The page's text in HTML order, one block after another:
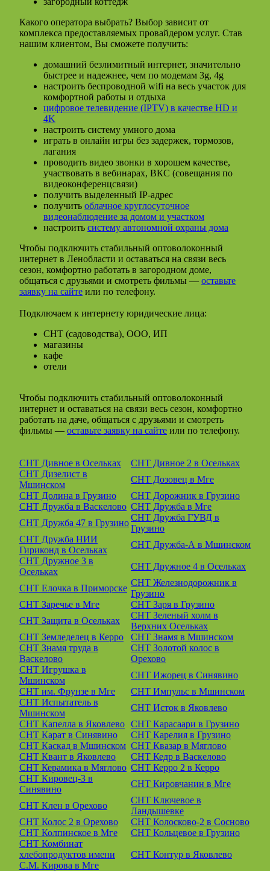
Какого оператора выбрать? Выбор зависит от
комплекса предоставляемых провайдером услуг. Став
нашим клиентом, Вы сможете получить:
домашний безлимитный интернет, значительно
быстрее и надежнее, чем по модемам 3g, 4g
настроить беспроводной wifi на весь участок для
комфортной работы и отдыха
цифровое телевидение (IPTV) в качестве HD и
4K
настроить систему умного дома
играть в онлайн игры без задержек, тормозов,
лагания
проводить видео звонки в хорошем качестве,
участвовать в вебинарах, ВКС (совещания по
видеоконференцсвязи)
получить выделенный IP-адрес
получить облачное круглосуточное
видеонаблюдение за домом и участком
настроить систему автономной охраны дома
Чтобы подключить стабильный оптоволоконный
интернет в Ленобласти и оставаться на связи весь
сезон, комфортно работать в загородном доме,
общаться с друзьями и смотреть фильмы — оставьте
заявку на сайте или по телефону.
Подключаем к интернету юридические лица:
СНТ (садоводства), ООО, ИП
магазины
кафе
отели
Чтобы подключить стабильный оптоволоконный
интернет и оставаться на связи весь сезон, комфортно
работать на даче, общаться с друзьями и смотреть
фильмы — оставьте заявку на сайте или по телефону.
СНТ Дивное в Осельках
СНТ Дивное 2 в Осельках
СНТ Дизелист в
Мшинском
СНТ Дозовец в Мге
СНТ Долина в Грузино
СНТ Дорожник в Грузино
СНТ Дружба в Васкелово СНТ Дружба в Мге
СНТ Дружба 47 в Грузино
СНТ Дружба ГУВД в
Грузино
СНТ Дружба НИИ
Гириконд в Осельках
СНТ Дружба-А в Мшинском
СНТ Дружное 3 в
Осельках
СНТ Дружное 4 в Осельках
СНТ Елочка в Приморске
СНТ Железнодорожник в
Грузино
СНТ Заречье в Мге
СНТ Заря в Грузино
СНТ Защита в Осельках
СНТ Зеленый холм в
Верхних Осельках
СНТ Земледелец в Керро
СНТ Знамя в Мшинском
СНТ Знамя труда в
Васкелово
СНТ Золотой колос в
Орехово
СНТ Игрушка в
Мшинском
СНТ Ижорец в Синявино
СНТ им. Фрунзе в Мге
СНТ Импульс в Мшинском
СНТ Испытатель в
Мшинском
СНТ Исток в Яковлево
СНТ Капелла в Яковлево СНТ Карасаари в Грузино
СНТ Карат в Синявино
СНТ Карелия в Грузино
СНТ Каскад в Мшинском СНТ Квазар в Мяглово
СНТ Квант в Яковлево
СНТ Кедр в Васкелово
СНТ Керамика в Мяглово СНТ Керро 2 в Керро
СНТ Кировец-3 в
Синявино
СНТ Кировчанин в Мге
СНТ Клен в Орехово
СНТ Ключевое в
Ландышевке
СНТ Колос 2 в Орехово
СНТ Колосково-2 в Сосново
СНТ Колпинское в Мге
СНТ Кольцевое в Грузино
СНТ Комбинат
хлебопродуктов имени
С.М. Кирова в Мге
СНТ Контур в Яковлево